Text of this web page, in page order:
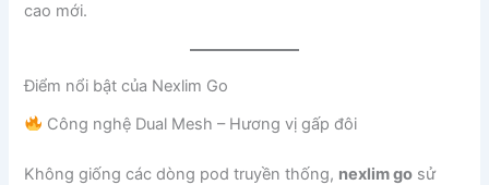
cao mới.
Điểm nổi bật của Nexlim Go
Công nghệ Dual Mesh – Hương vị gấp đôi
Không giống các dòng pod truyền thống, nexlim go sử